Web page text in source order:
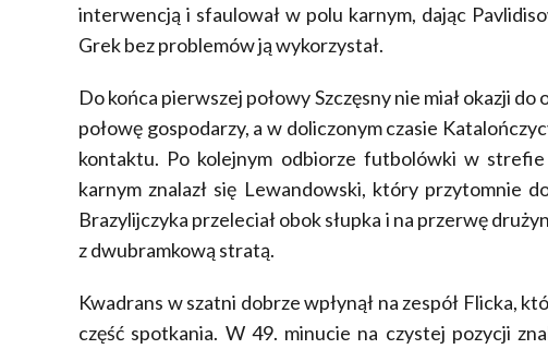
interwencją i sfaulował w polu karnym, dając
Grek bez problemów ją wykorzystał.
Do końca pierwszej połowy Szczęsny nie miał okazji
połowę gospodarzy, a w doliczonym czasie
kontaktu. Po kolejnym odbiorze futbolówki w
karnym znalazł się Lewandowski, który przytomnie
Brazylijczyka przeleciał obok słupka i na przerwę
z dwubramkową stratą.
Kwadrans w szatni dobrze wpłynął na zespół Flicka,
część spotkania. W 49. minucie na czystej pozycji